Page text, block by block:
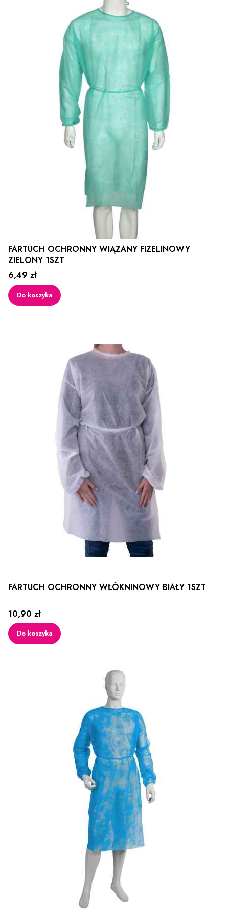
FARTUCH OCHRONNY WIĄZANY FIZELINOWY
ZIELONY 1SZT
Cena
6,49 zł
Do koszyka
FARTUCH OCHRONNY WŁÓKNINOWY BIAŁY 1SZT
Cena
10,90 zł
Do koszyka